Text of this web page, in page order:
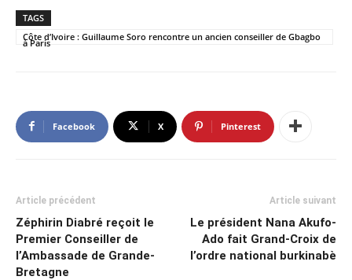
TAGS
Côte d’Ivoire : Guillaume Soro rencontre un ancien conseiller de Gbagbo
à Paris
Facebook X Pinterest
Article précédent
Zéphirin Diabré reçoit le
Premier Conseiller de
l’Ambassade de Grande-
Bretagne
Article suivant
Le président Nana Akufo-
Ado fait Grand-Croix de
l’ordre national burkinabè